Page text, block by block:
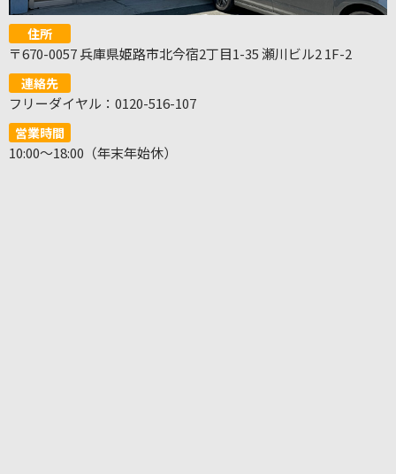
住所
〒670-0057 兵庫県姫路市北今宿2丁目1-35 瀬川ビル2 1F-2
連絡先
フリーダイヤル：0120-516-107
営業時間
10:00～18:00（年末年始休）